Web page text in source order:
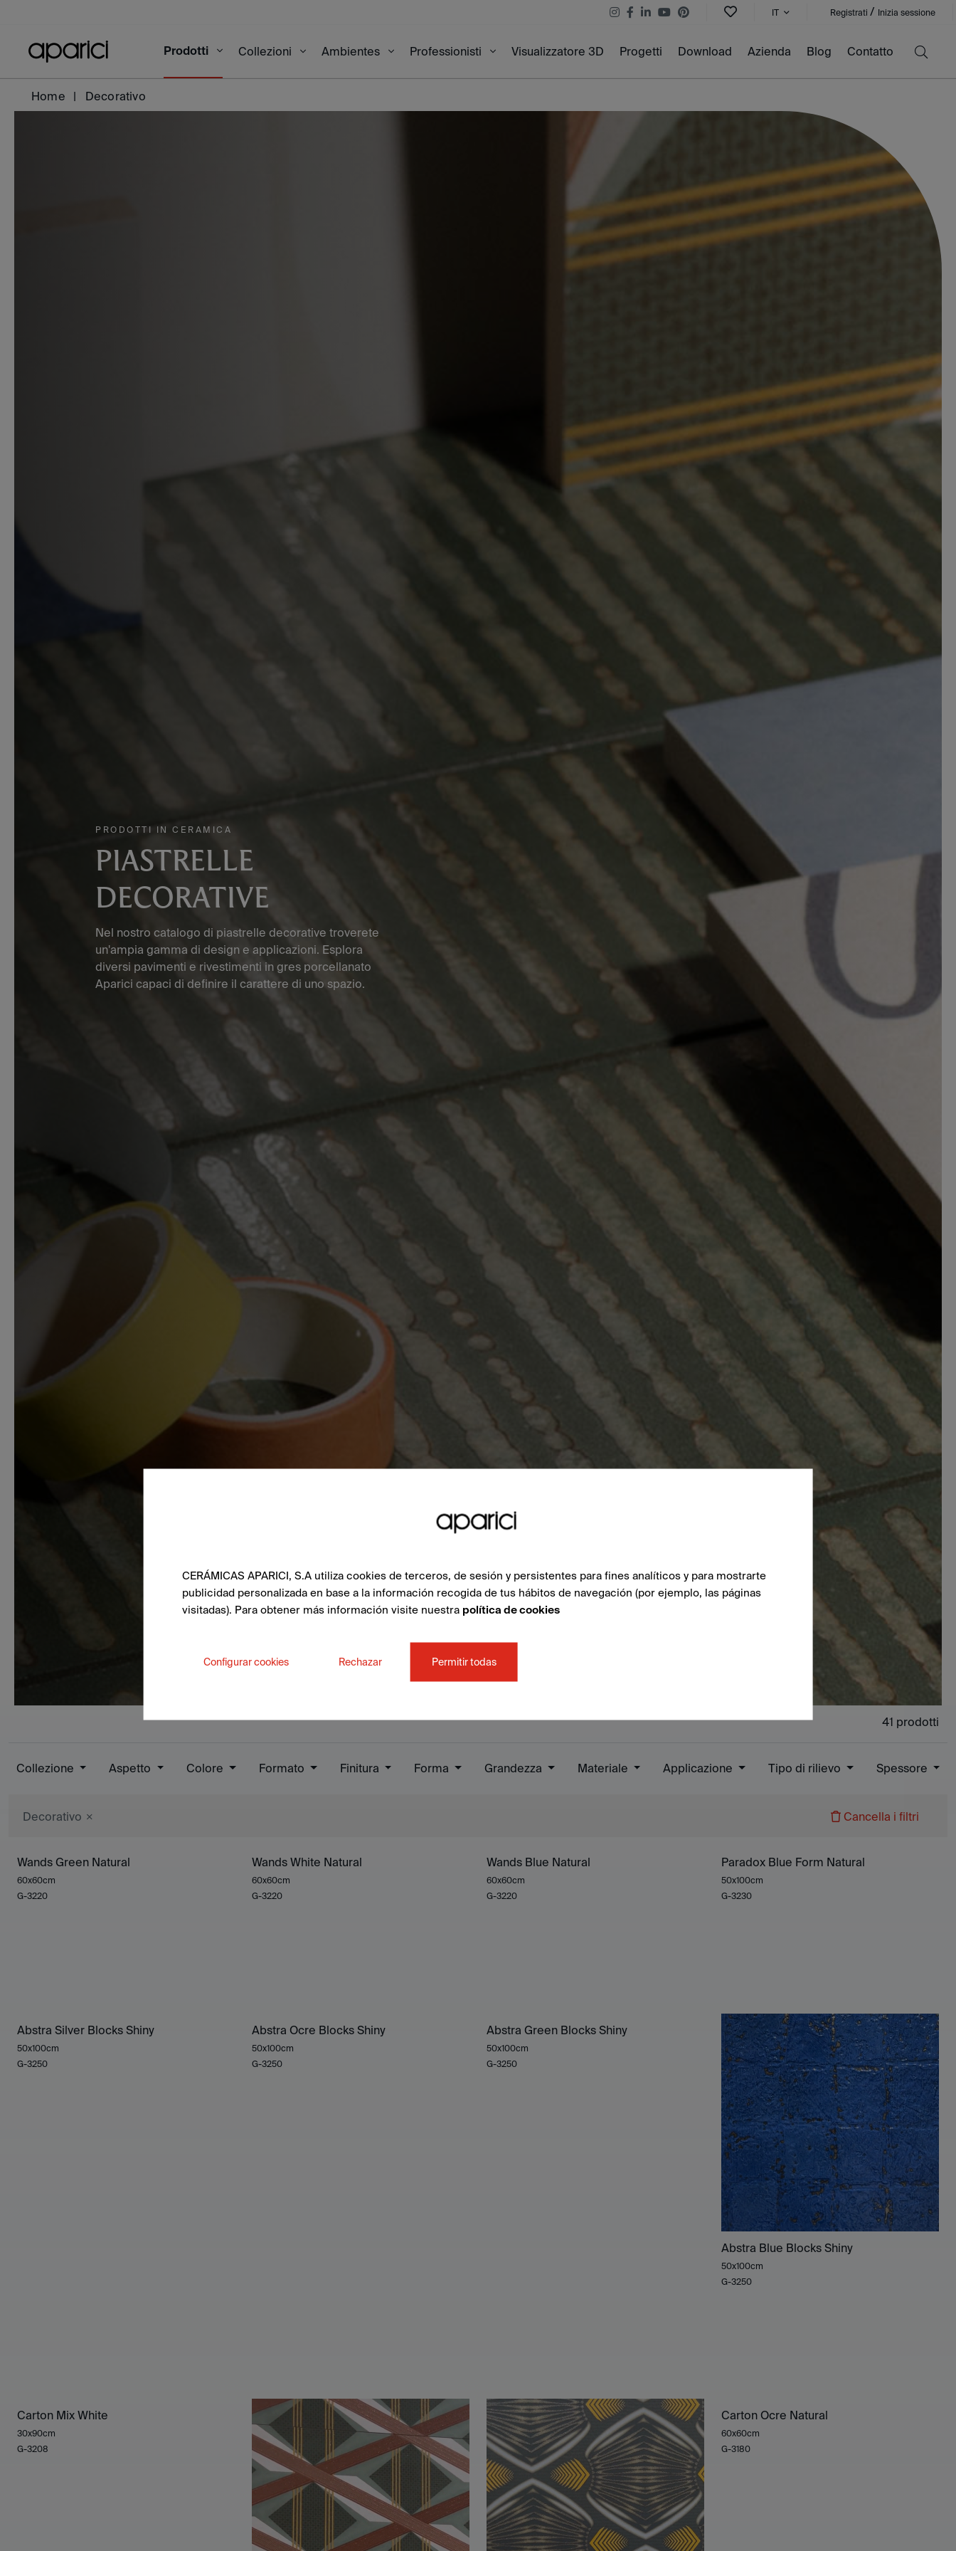
IT Registrati / Inizia sessione
Prodotti Collezioni Ambientes Professionisti Visualizzatore 3D Progetti Download Azienda Blog Contatto
Home Decorativo
PRODOTTI IN CERAMICA
PIASTRELLE
DECORATIVE
Nel nostro catalogo di piastrelle decorative troverete
un'ampia gamma di design e applicazioni. Esplora
diversi pavimenti e rivestimenti in gres porcellanato
Aparici capaci di definire il carattere di uno spazio.
41 prodotti
Collezione Aspetto Colore Formato Finitura Forma Grandezza Materiale Applicazione Tipo di rilievo Spessore
Decorativo Cancella i filtri
Wands Green Natural
60x60cm
G-3220
Wands White Natural
60x60cm
G-3220
Wands Blue Natural
60x60cm
G-3220
Paradox Blue Form Natural
50x100cm
G-3230
Abstra Silver Blocks Shiny
50x100cm
G-3250
Abstra Ocre Blocks Shiny
50x100cm
G-3250
Abstra Green Blocks Shiny
50x100cm
G-3250
Abstra Blue Blocks Shiny
50x100cm
G-3250
Carton Mix White
30x90cm
G-3208
Carton Ocre Natural
60x60cm
G-3180
CERÁMICAS APARICI, S.A utiliza cookies de terceros, de sesión y persistentes para fines analíticos y para mostrarte
publicidad personalizada en base a la información recogida de tus hábitos de navegación (por ejemplo, las páginas
visitadas). Para obtener más información visite nuestra política de cookies
Configurar cookies Rechazar Permitir todas